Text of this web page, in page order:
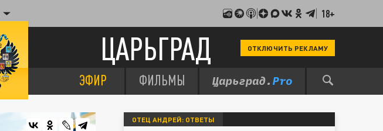
18+
ЦАРЬГРАД ОТКЛЮЧИТЬ РЕКЛАМУ
ЭФИР ФИЛЬМЫ
ОТЕЦ АНДРЕЙ: ОТВЕТЫ